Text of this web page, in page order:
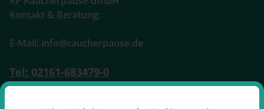
Kontakt & Beratung:
E-Mail: info@raucherpause.de
Tel: 02161-683479-0
Mo-Fr: 09:00 - 17:00 Uhr